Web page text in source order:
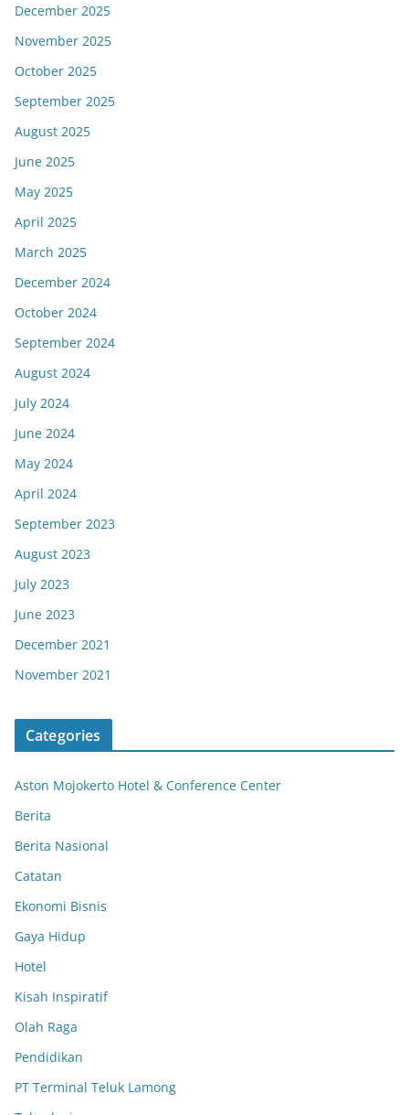
December 2025
November 2025
October 2025
September 2025
August 2025
June 2025
May 2025
April 2025
March 2025
December 2024
October 2024
September 2024
August 2024
July 2024
June 2024
May 2024
April 2024
September 2023
August 2023
July 2023
June 2023
December 2021
November 2021
Categories
Aston Mojokerto Hotel & Conference Center
Berita
Berita Nasional
Catatan
Ekonomi Bisnis
Gaya Hidup
Hotel
Kisah Inspiratif
Olah Raga
Pendidikan
PT Terminal Teluk Lamong